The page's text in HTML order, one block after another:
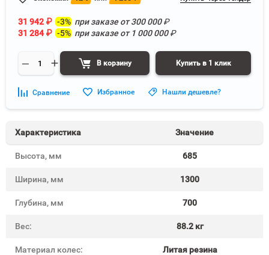
31 942 ₽ -3% при заказе от300 000₽
31 284₽ -5% при заказе от 1 000 000₽
В корзину Купить в 1 клик
Сравнение Избранное Нашли дешевле?
Характеристика Значение
Высота, мм 685
Ширина, мм 1300
Глубина, мм 700
Вес: 88.2 кг
Материал колес: Литая резина